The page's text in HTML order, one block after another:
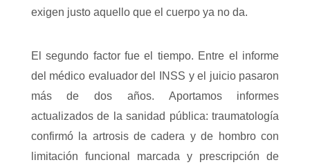
exigen justo aquello que el cuerpo ya no da.
El segundo factor fue el tiempo. Entre el informe
del médico evaluador del INSS y el juicio pasaron
más de dos años. Aportamos informes
actualizados de la sanidad pública: traumatología
confirmó la artrosis de cadera y de hombro con
limitación funcional marcada y prescripción de